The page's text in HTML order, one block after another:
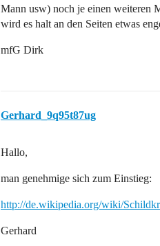
Mann usw) noch je einen weiteren
wird es halt an den Seiten etwas
mfG Dirk
Gerhard_9q95t87ug
Hallo,
man genehmige sich zum Einstieg:
http://de.wikipedia.org/wiki/
Gerhard